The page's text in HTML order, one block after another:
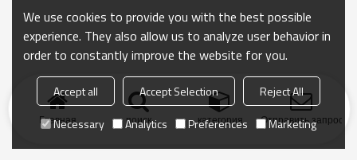
Главная поиск категория Отправить запрос
We use cookies to provide you with the best possible
experience. They also allow us to analyze user behavior in
order to constantly improve the website for you.
Accept all Accept Selection
Reject All
Necessary
Analytics Preferences Marketing